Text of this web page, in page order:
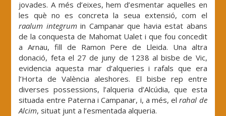
jovades. A més d’eixes, hem d’esmentar aquelles en
les què no es concreta la seua extensió, com el
raalum integrumin Campanar que havia estat abans
de la conquesta de Mahomat Ualet i que fou concedit
a Arnau, fill de Ramon Pere de Lleida. Una altra
donació, feta el 27 de juny de 1238 al bisbe de Vic,
evidencia aquesta mar d’alqueries i rafals que era
l’Horta de València aleshores. El bisbe rep entre
diverses possessions, l’alqueria d’Alcúdia, que esta
situada entre Paterna i Campanar, i, a més, elrahal de
Alcim, situat junt a l’esmentada alqueria.